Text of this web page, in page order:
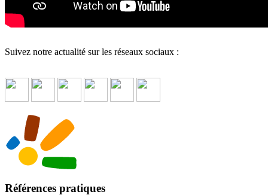
Suivez notre actualité sur les réseaux sociaux :
Références pratiques